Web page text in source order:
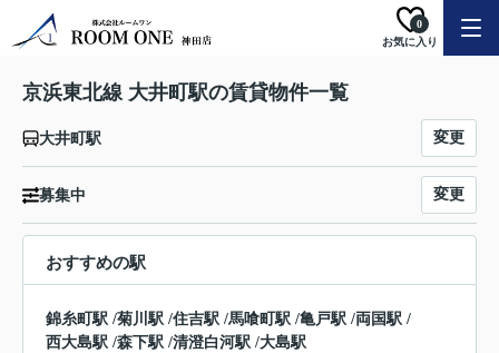
お気に入り
0
京浜東北線 大井町駅の賃貸物件一覧
大井町駅 変更
募集中 変更
おすすめの駅
錦糸町駅 /菊川駅 /住吉駅 /馬喰町駅 /亀戸駅 /両国駅 /
西大島駅 /森下駅 /清澄白河駅 /大島駅